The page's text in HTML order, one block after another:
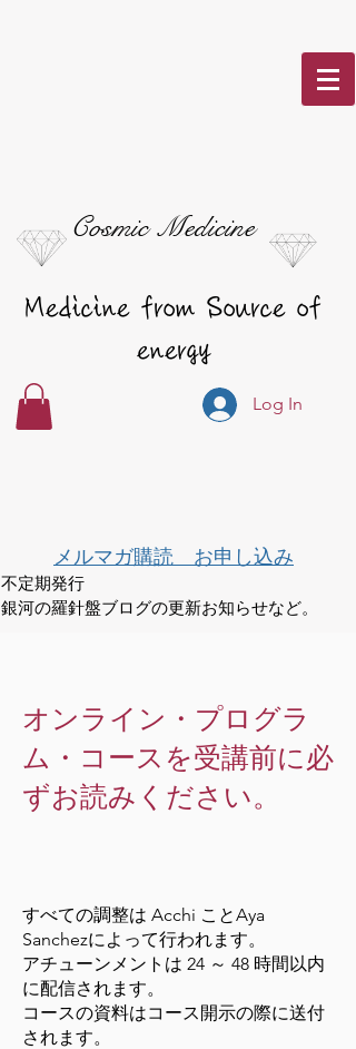
Cosmic Medicine
Medicine from Source of
energy
Log In
メルマガ購読 お申し込み
不定期発行
銀河の羅針盤ブログの更新お知らせなど。
オンライン・プログラ
ム・コースを受講前に必
ずお読みください。
すべての調整は Acchi ことAya
Sanchezによって行われます。
アチューンメントは 24 ～ 48 時間以内
に配信されます。
コースの資料はコース開示の際に送付
されます。